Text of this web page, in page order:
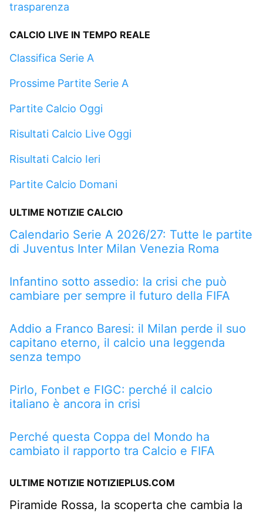
trasparenza
CALCIO LIVE IN TEMPO REALE
Classifica Serie A
Prossime Partite Serie A
Partite Calcio Oggi
Risultati Calcio Live Oggi
Risultati Calcio Ieri
Partite Calcio Domani
ULTIME NOTIZIE CALCIO
Calendario Serie A 2026/27: Tutte le partite
di Juventus Inter Milan Venezia Roma
Infantino sotto assedio: la crisi che può
cambiare per sempre il futuro della FIFA
Addio a Franco Baresi: il Milan perde il suo
capitano eterno, il calcio una leggenda
senza tempo
Pirlo, Fonbet e FIGC: perché il calcio
italiano è ancora in crisi
Perché questa Coppa del Mondo ha
cambiato il rapporto tra Calcio e FIFA
ULTIME NOTIZIE NOTIZIEPLUS.COM
Piramide Rossa, la scoperta che cambia la